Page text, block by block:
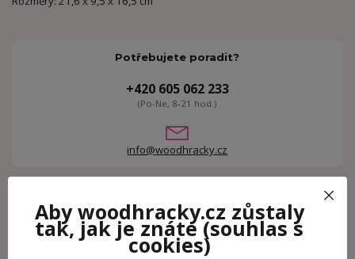
Potřebujete poradit?
+420 605 062 233
(Po-Ne, 8-21 hod.)
info@woodhracky.cz
Zboží zařazeno v kategoriích
Dřevěné hračky
Aby woodhracky.cz zůstaly
tak, jak je znáte(souhlas s
cookies)